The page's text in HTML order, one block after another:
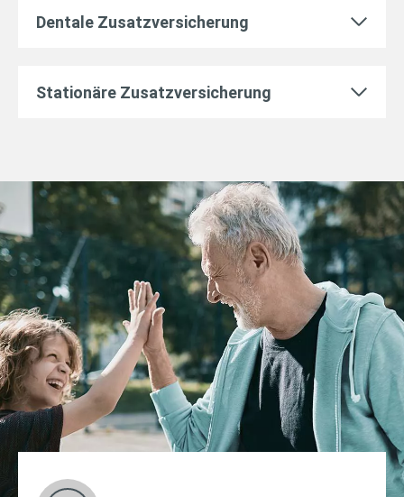
Dentale Zusatzversicherung
Stationäre Zusatzversicherung